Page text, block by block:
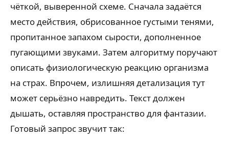
чёткой, выверенной схеме. Сначала задаётся
место действия, обрисованное густыми тенями,
пропитанное запахом сырости, дополненное
пугающими звуками. Затем алгоритму поручают
описать физиологическую реакцию организма
на страх. Впрочем, излишняя детализация тут
может серьёзно навредить. Текст должен
дышать, оставляя пространство для фантазии.
Готовый запрос звучит так: